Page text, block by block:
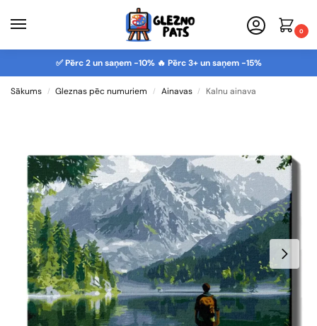
0
✅ Pērc 2 un saņem -10% 🔥 Pērc 3+ un saņem -15%
Sākums / Gleznas pēc numuriem / Ainavas / Kalnu ainava